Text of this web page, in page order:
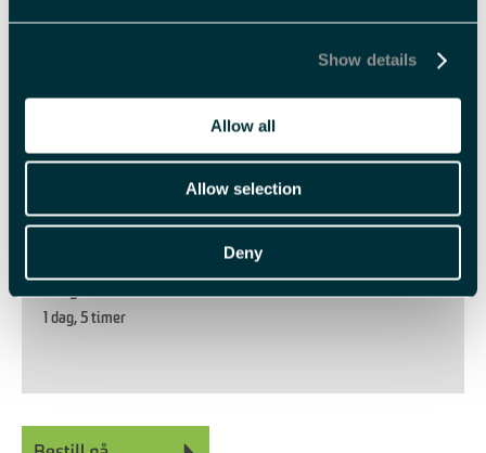
Show details
Allow all
Allow selection
Deny
Fasiliteter
Polarsommer
1 dag 5 timer